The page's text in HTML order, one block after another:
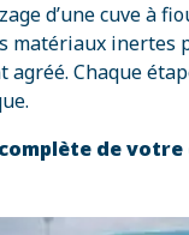
d’une cuve à
inertes
Chaque
de